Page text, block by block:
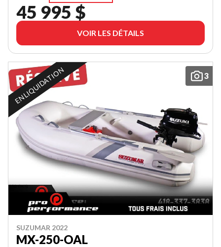
45 995 $
VOIR LES DÉTAILS
3
EN LIQUIDATION
SUZUMAR 2022
MX-250-OAL